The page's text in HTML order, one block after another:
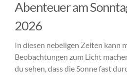
Abenteuer am
2026
In diesen nebeligen Zeiten kann
Beobachtungen zum Licht
du sehen, dass die Sonne fast